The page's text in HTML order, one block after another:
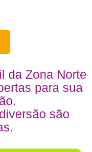
da Zona Norte
para sua
são